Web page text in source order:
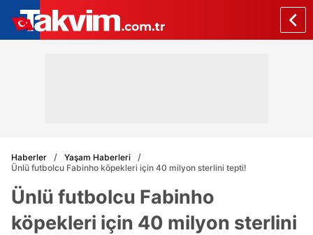
Haberler
Yaşam Haberleri
Ünlü futbolcu Fabinho köpekleri için 40 milyon sterlini tepti!
Ünlü futbolcu Fabinho
köpekleri için 40 milyon sterlini